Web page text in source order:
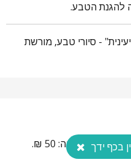
להגנת הטבע.
- סיורי טבע, מורשת
בכף ידך